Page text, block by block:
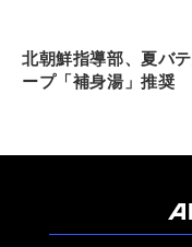
北朝鮮指導部、夏バ
ープ「補身湯」推奨